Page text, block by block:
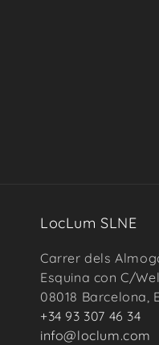
LocLum SLNE
Carrer dels
Esquina con C/
08018 Barcelona,
+34 93 307 46 34
info@loclum.com